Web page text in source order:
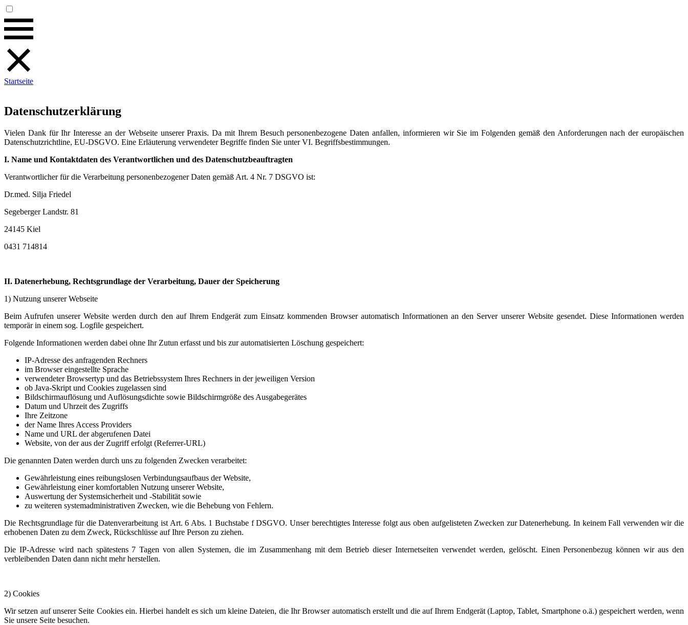
Startseite
Datenschutzerklärung
Vielen Dank für Ihr Interesse an der Webseite unserer Praxis. Da mit Ihrem Besuch personenbezogene Daten anfallen, informieren wir Sie im Folgenden gemäß den Anforderungen nach der europäischen
Datenschutzrichtline, EU-DSGVO. Eine Erläuterung verwendeter Begriffe finden Sie unter VI. Begriffsbestimmungen.
I. Name und Kontaktdaten des Verantwortlichen und des Datenschutzbeauftragten
Verantwortlicher für die Verarbeitung personenbezogener Daten gemäß Art. 4 Nr. 7 DSGVO ist:
Dr.med. Silja Friedel
Segeberger Landstr. 81
24145 Kiel
0431 714814
II. Datenerhebung, Rechtsgrundlage der Verarbeitung, Dauer der Speicherung
1) Nutzung unserer Webseite
Beim Aufrufen unserer Website werden durch den auf Ihrem Endgerät zum Einsatz kommenden Browser automatisch Informationen an den Server unserer Website gesendet. Diese Informationen werden
temporär in einem sog. Logfile gespeichert.
Folgende Informationen werden dabei ohne Ihr Zutun erfasst und bis zur automatisierten Löschung gespeichert:
IP-Adresse des anfragenden Rechners
im Browser eingestellte Sprache
verwendeter Browsertyp und das Betriebssystem Ihres Rechners in der jeweiligen Version
ob Java-Skript und Cookies zugelassen sind
Bildschirmauflösung und Auflösungsdichte sowie Bildschirmgröße des Ausgabegerätes
Datum und Uhrzeit des Zugriffs
Ihre Zeitzone
der Name Ihres Access­ Providers
Name und URL der abgerufenen Datei
Website, von der aus der Zugriff erfolgt (Referrer-URL)
Die genannten Daten werden durch uns zu folgenden Zwecken verarbeitet:
Gewährleistung eines reibungslosen Verbindungsaufbaus der Website,
Gewährleistung einer komfortablen Nutzung unserer Website,
Auswertung der Systemsicherheit und -Stabilität sowie
zu weiteren systemadministrativen Zwecken, wie die Behebung von Fehlern.
Die Rechtsgrundlage für die Datenverarbeitung ist Art. 6 Abs. 1 Buchstabe f DSGVO. Unser berechtigtes Interesse folgt aus oben aufgelisteten Zwecken zur Datenerhebung. In keinem Fall verwenden wir die
erhobenen Daten zu dem Zweck, Rückschlüsse auf Ihre Person zu ziehen.
Die IP-Adresse wird nach spätestens 7 Tagen von allen Systemen, die im Zusammenhang mit dem Betrieb dieser Internetseiten verwendet werden, gelöscht. Einen Personenbezug können wir aus den
verbleibenden Daten dann nicht mehr herstellen.
2) Cookies
Wir setzen auf unserer Seite Cookies ein. Hierbei handelt es sich um kleine Dateien, die Ihr Browser automatisch erstellt und die auf Ihrem Endgerät (Laptop, Tablet, Smartphone o.ä.) gespeichert werden, wenn
Sie unsere Seite besuchen.